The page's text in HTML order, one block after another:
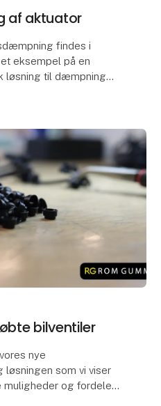
af aktuator
findes i
eksempel på en
løsning til dæmpning
bilventiler
nye
som vi viser
muligheder og fordele